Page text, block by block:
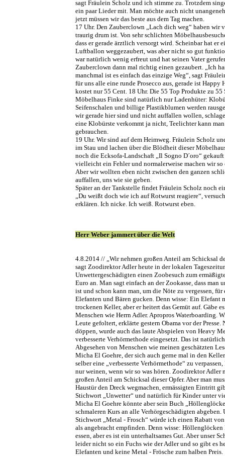
sagt Fräulein Scholz und ich stimme zu. Trotzdem
ein paar Lieder mit. Man möchte auch nicht
jetzt müssen wir das beste aus dem Tag machen.
17 Uhr. Den Zauberclown „Lach dich weg“ haben wir
traurig drum ist. Von sehr schlichten
dass er gerade ärztlich versorgt wird. Scheinbar hat er
Luftballon weggezaubert, was aber nicht so gut
war natürlich wenig erfreut und hat seinen Vater
Zauberclown dann mal richtig einen gezaubert. „Ich
manchmal ist es einfach das einzige Weg“, sagt
für uns alle eine runde Prosecco aus, gerade ist Happy
kostet nur 55 Cent. 18 Uhr. Die 55 Top Produkte zu 55
Möbelhaus Finke sind natürlich nur Ladenhüter:
Seifenschalen und billige Plastikblumen werden
wir gerade hier sind und nicht auffallen wollen,
eine Klobürste verkommt ja nicht, Teelichter kann
gebrauchen.
19 Uhr. Wir sind auf dem Heimweg. Fräulein Scholz
im Stau und lachen über die Blödheit dieser
noch die Ecksofa-Landschaft „Il Sogno D´oro“ gekauft
vielleicht ein Fehler und normalerweise machen wir so
Aber wir wollten eben nicht zwischen den ganzen
auffallen, uns wie sie geben.
Später an der Tankstelle findet Fräulein Scholz noch
„Du weißt doch wie ich auf Rotwurst reagiere“,
erklären. Ich nicke. Ich weiß. Rotwurst eben.
Herr Weber jammert über die Welt
4.8.2014 // „Wir nehmen großen Anteil am Schicksal
sagt Zoodirektor Adler heute in der lokalen
Unwettergeschädigten einen Zoobesuch zum
Euro an. Man sagt einfach an der Zookasse, dass man
ist und schon kann man, um die Nöte zu vergessen, für
Elefanten und Bären gucken. Denn wisse: Ein Elefant
trockenen Keller, aber er heitert das Gemüt auf. Gäbe
Menschen wie Herrn Adler. Apropros Waterboarding.
Leute gefoltert, erklärte gestern Obama vor der Presse.
döppen, wurde auch das laute Abspielen von Heavy
verbesserte Verhörmethode eingesetzt. Das ist
Abgesehen von Menschen wie meinen geschätzten
Micha El Goehre, der sich auch gerne mal in den
selber eine „verbesserte Verhörmethode“ zu
nur weinen, wenn wir so was hören. Zoodirektor Adler
großen Anteil am Schicksal dieser Opfer. Aber man
Haustür den Dreck wegmachen, ermässigten Eintritt
Stichwort „Unwetter“ und natürlich für Kinder unter
Micha El Goehre könnte aber sein Buch
schmaleren Kurs an alle Verhörgeschädigten abgeben.
Stichwort „Metal - Frosch“ würde ich einen Rabatt
als angebracht empfinden. Denn wisse:
essen, aber es ist ein unterhaltsames Gut. Aber unser
leider nicht so ein Fuchs wie der Adler und so gibt es
Elefanten und keine Metal - Frösche zum halben Preis.